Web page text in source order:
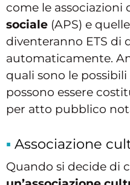
come le associazioni
sociale (APS) e
diventeranno ETS di
automaticamente.
quali sono le
possono essere
per atto pubblico
Associazione
Quando si decide di